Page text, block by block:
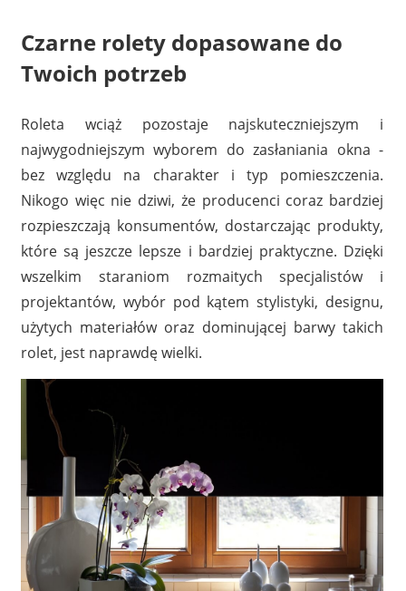
Czarne rolety dopasowane do
Twoich potrzeb
Roleta wciąż pozostaje najskuteczniejszym i
najwygodniejszym wyborem do zasłaniania okna -
bez względu na charakter i typ pomieszczenia.
Nikogo więc nie dziwi, że producenci coraz bardziej
rozpieszczają konsumentów, dostarczając produkty,
które są jeszcze lepsze i bardziej praktyczne. Dzięki
wszelkim staraniom rozmaitych specjalistów i
projektantów, wybór pod kątem stylistyki, designu,
użytych materiałów oraz dominującej barwy takich
rolet, jest naprawdę wielki.